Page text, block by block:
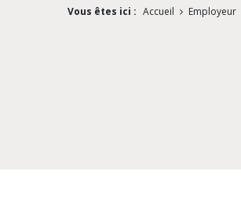
Vous êtes ici : Accueil Employeur